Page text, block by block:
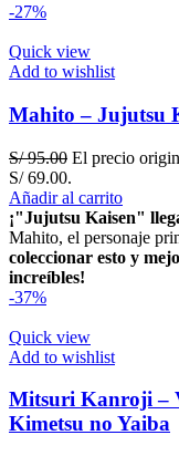
-27%
Quick view
Add to wishlist
Mahito – Jujutsu
S/95.00 El precio
S/ 69.00.
Añadir al carrito
¡"Jujutsu Kaisen"
Mahito, el personaje
coleccionar esto y
increíbles!
-37%
Quick view
Add to wishlist
Mitsuri Kanroji –
Kimetsu no Yaiba